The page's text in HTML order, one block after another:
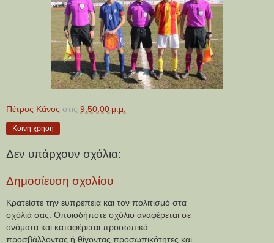
Πέτρος Κάνος στις 9:50:00 μ.μ.
Κοινή χρήση
Δεν υπάρχουν σχόλια:
Δημοσίευση σχολίου
Κρατείστε την ευπρέπεια και τον πολιτισμό στα
σχόλιά σας. Οποιοδήποτε σχόλιο αναφέρεται σε
ονόματα και καταφέρεται προσωπικά
προσβάλλοντας ή θίγοντας προσωπικότητες και